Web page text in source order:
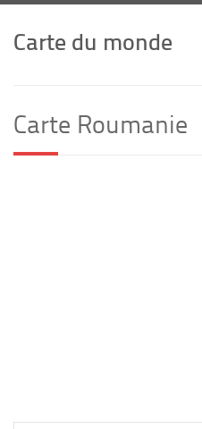
Carte du monde
Carte Roumanie